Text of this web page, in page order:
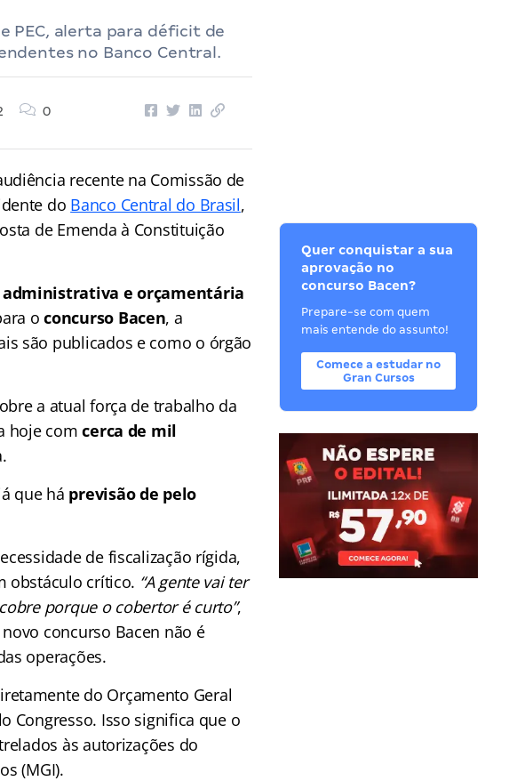
PEC, alerta para déficit de
no Banco Central.
0
recente na Comissão de
do Banco Central do Brasil,
de Emenda à Constituição
e orçamentária
oconcurso Bacen, a
são publicados e como o órgão
a atual força de trabalho da
hoje comcerca de mil
que há previsão de pelo
de fiscalização rígida,
obstáculo crítico. “A gente vai ter
porque o cobertor é curto”,
concurso Bacen não é
operações.
do Orçamento Geral
Congresso. Isso significa que o
às autorizações do
(MGI).
Quer conquistar a sua
aprovação no
concurso Bacen?
Prepare-se com quem
mais entende do assunto!
Comece a estudar no
Gran Cursos